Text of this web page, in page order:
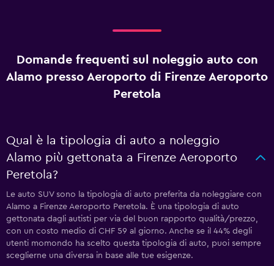
Domande frequenti sul noleggio auto con
Alamo presso Aeroporto di Firenze Aeroporto
Peretola
Qual è la tipologia di auto a noleggio
Alamo più gettonata a Firenze Aeroporto
Peretola?
Le auto SUV sono la tipologia di auto preferita da noleggiare con
Alamo a Firenze Aeroporto Peretola. È una tipologia di auto
gettonata dagli autisti per via del buon rapporto qualità/prezzo,
con un costo medio di CHF 59 al giorno. Anche se il 44% degli
utenti momondo ha scelto questa tipologia di auto, puoi sempre
sceglierne una diversa in base alle tue esigenze.